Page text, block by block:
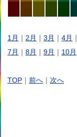
1月 ｜ 2月 ｜ 3月 ｜ 4月 ｜
7月 ｜ 8月 ｜ 9月 ｜ 10月
TOP ｜ 前へ ｜ 次へ